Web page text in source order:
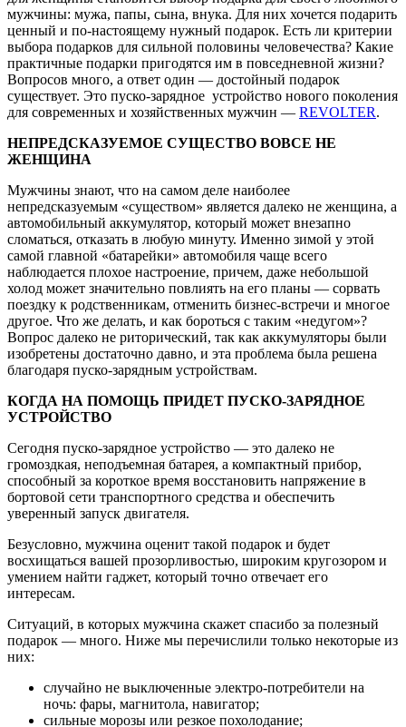
мужчины: мужа, папы, сына, внука. Для них хочется подарить
ценный и по-настоящему нужный подарок. Есть ли критерии
выбора подарков для сильной половины человечества? Какие
практичные подарки пригодятся им в повседневной жизни?
Вопросов много, а ответ один — достойный подарок
существует. Это пуско-зарядное устройство нового поколения
для современных и хозяйственных мужчин — REVOLTER.
НЕПРЕДСКАЗУЕМОЕ СУЩЕСТВО ВОВСЕ НЕ
ЖЕНЩИНА
Мужчины знают, что на самом деле наиболее
непредсказуемым «существом» является далеко не женщина, а
автомобильный аккумулятор, который может внезапно
сломаться, отказать в любую минуту. Именно зимой у этой
самой главной «батарейки» автомобиля чаще всего
наблюдается плохое настроение, причем, даже небольшой
холод может значительно повлиять на его планы — сорвать
поездку к родственникам, отменить бизнес-встречи и многое
другое. Что же делать, и как бороться с таким «недугом»?
Вопрос далеко не риторический, так как аккумуляторы были
изобретены достаточно давно, и эта проблема была решена
благодаря пуско-зарядным устройствам.
КОГДА НА ПОМОЩЬ ПРИДЕТ ПУСКО-ЗАРЯДНОЕ
УСТРОЙСТВО
Сегодня пуско-зарядное устройство — это далеко не
громоздкая, неподъемная батарея, а компактный прибор,
способный за короткое время восстановить напряжение в
бортовой сети транспортного средства и обеспечить
уверенный запуск двигателя.
Безусловно, мужчина оценит такой подарок и будет
восхищаться вашей прозорливостью, широким кругозором и
умением найти гаджет, который точно отвечает его
интересам.
Ситуаций, в которых мужчина скажет спасибо за полезный
подарок — много. Ниже мы перечислили только некоторые из
них:
случайно не выключенные электро-потребители на
ночь: фары, магнитола, навигатор;
сильные морозы или резкое похолодание;